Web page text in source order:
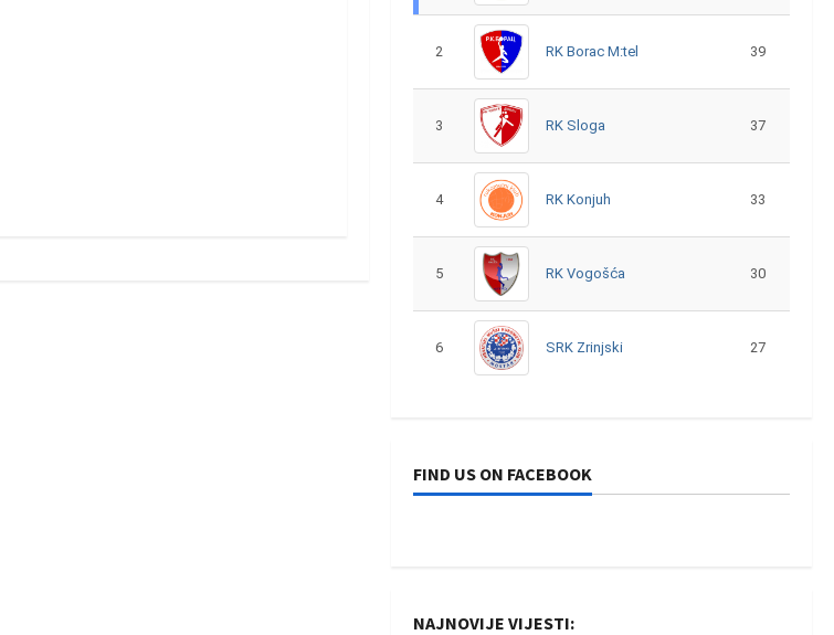
2 RK Borac M:tel 39
3 RK Sloga 37
4 RK Konjuh 33
5 RK Vogošća 30
6 SRK Zrinjski 27
FIND US ON FACEBOOK
NAJNOVIJE VIJESTI: